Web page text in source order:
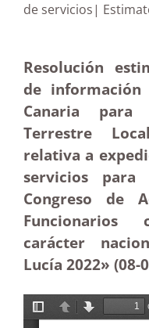
de
Resolución
de información
Canaria para
Terrestre
relativa a
servicios
Congreso de
carácter
Lucía 2022» (08-